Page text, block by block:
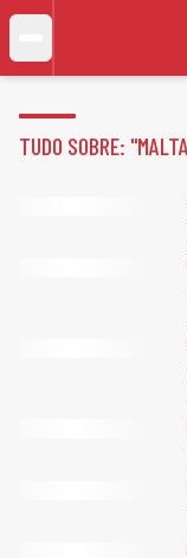
TUDO SOBRE: "MALTA